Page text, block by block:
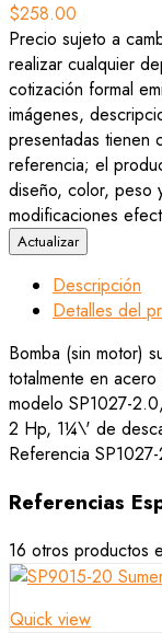
$258.00
Precio sujeto a
realizar cualquier
cotización formal
imágenes,
presentadas tienen
referencia; el
diseño, color, peso
modificaciones
Descripción
Detalles del
Bomba (sin motor)
totalmente en
modelo SP1027-
2 Hp, 1¼\' de
Referencia
Referencias
16 otros productos
Quick view